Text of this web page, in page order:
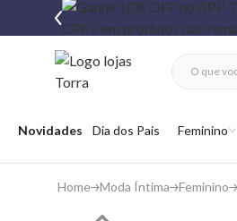
Abrir menu
Novidades Dia dos Pais Feminino
fechar menu
fechar menu
favoritos
Home Moda Íntima Feminino